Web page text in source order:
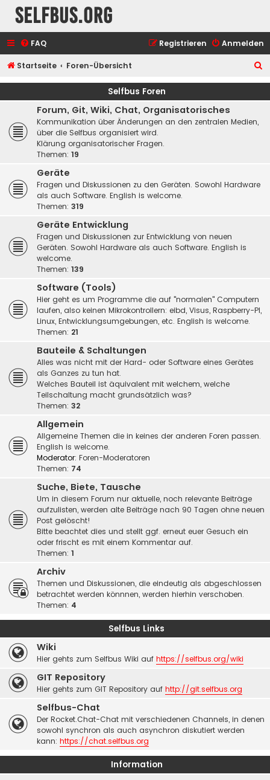
selfbus.org
FAQ Anmelden
Registrieren
Startseite Foren-Übersicht
u
Selfbus Foren
Forum, Git, Wiki, Chat, Organisatorisches
Kommunikation über Änderungen an den zentralen Medien,
über die Selfbus organisiert wird.
Klärung organisatorischer Fragen.
Themen: 19
Geräte
Fragen und Diskussionen zu den Geräten. Sowohl Hardware
als auch Software. English is welcome.
Themen: 319
Geräte Entwicklung
Fragen und Diskussionen zur Entwicklung von neuen
Geräten. Sowohl Hardware als auch Software. English is
welcome.
Themen: 139
Software (Tools)
Hier geht es um Programme die auf "normalen" Computern
laufen, also keinen Mikrokontrollern: eibd, Visus, Raspberry-PI,
Linux, Entwicklungsumgebungen, etc. English is welcome.
Themen: 21
Bauteile & Schaltungen
Alles was nicht mit der Hard- oder Software eines Gerätes
als Ganzes zu tun hat.
Welches Bauteil ist äquivalent mit welchem, welche
Teilschaltung macht grundsätzlich was?
Themen: 32
Allgemein
Allgemeine Themen die in keines der anderen Foren passen.
English is welcome.
Moderator: Foren-Moderatoren
Themen: 74
Suche, Biete, Tausche
Um in diesem Forum nur aktuelle, noch relevante Beiträge
aufzulisten, werden alte Beiträge nach 90 Tagen ohne neuen
Post gelöscht!
Bitte beachtet dies und stellt ggf. erneut euer Gesuch ein
oder frischt es mit einem Kommentar auf.
Themen: 1
Archiv
Themen und Diskussionen, die eindeutig als abgeschlossen
betrachtet werden könnnen, werden hierhin verschoben.
Themen: 4
Selfbus Links
Wiki
Hier gehts zum Selfbus Wiki auf https://selfbus.org/wiki
GIT Repository
Hier gehts zum GIT Repository auf http://git.selfbus.org
Selfbus-Chat
Der Rocket.Chat-Chat mit verschiedenen Channels, in denen
sowohl synchron als auch asynchron diskutiert werden
kann: https://chat.selfbus.org
Information